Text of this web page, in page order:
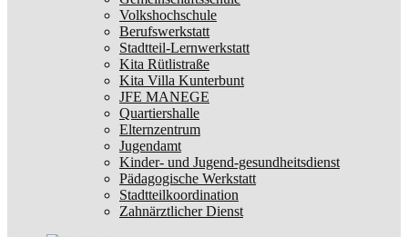
Volkshochschule
Berufswerkstatt
Stadtteil-Lernwerkstatt
Kita Rütlistraße
Kita Villa Kunterbunt
JFE MANEGE
Quartiershalle
Elternzentrum
Jugendamt
Kinder- und Jugend-gesundheitsdienst
Pädagogische Werkstatt
Stadtteilkoordination
Zahnärztlicher Dienst